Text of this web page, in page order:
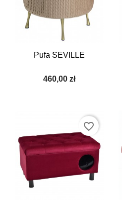
Pufa SEVILLE
460,00 zł
favorite_border